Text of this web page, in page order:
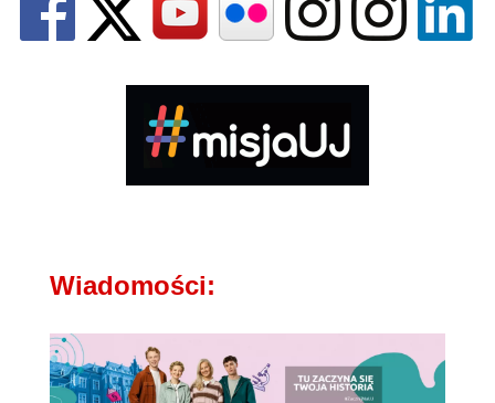
Wiadomości: